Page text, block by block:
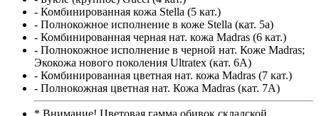
- Комбинированная кожа Stella (5 кат.)
- Полнокожное исполнение в коже Stella (кат. 5а)
- Комбинированная черная нат. кожа Madras (6 кат.)
- Полнокожное исполнение в черной нат. Коже Madras;
Экокожа нового поколения Ultratex (кат. 6A)
- Комбинированная цветная нат. кожа Madras (7 кат.)
- Полнокожная цветная нат. Кожа Madras (кат. 7А)
* Внимание! Цветовая гамма обивок складской